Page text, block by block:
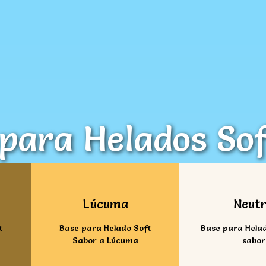
Helados
Lúcuma
Base para Helado Soft
Sabor a Lúcuma
Base para
sabor